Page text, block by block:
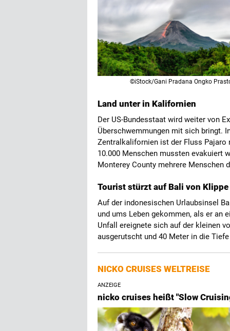
©iStock/Gani Pradana Ongko
Land unter in Kalifornien
Der US-Bundesstaat wird weiter von
Überschwemmungen mit sich bringt.
Zentralkalifornien ist der Fluss Pajaro
10.000 Menschen mussten evakuiert
Monterey County mehrere Menschen
Tourist stürzt auf Bali von Klippe
Auf der indonesischen Urlaubsinsel
und ums Leben gekommen, als er an
Unfall ereignete sich auf der kleinen
ausgerutscht und 40 Meter in die
NICKO CRUISES WELTREISE
ANZEIGE
nicko cruises heißt "Slow